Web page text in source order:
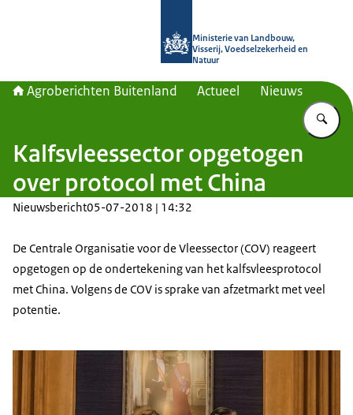
Ministerie van Landbouw,
Visserij, Voedselzekerheid en
Natuur
Agroberichten Buitenland Actueel Nieuws
Kalfsvleessector opgetogen
over protocol met China
Nieuwsbericht05-07-2018 | 14:32
De Centrale Organisatie voor de Vleessector (COV) reageert
opgetogen op de ondertekening van het kalfsvleesprotocol
met China. Volgens de COV is sprake van afzetmarkt met veel
potentie.